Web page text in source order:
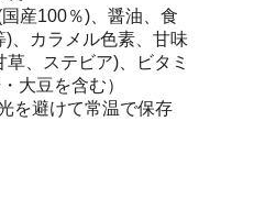
産100％)、醤油、食
)、カラメル色素、甘味
、ステビア)、ビタミ
大豆を含む）
を避けて常温で保存